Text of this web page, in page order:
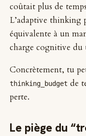
coûtait plus de
L’adaptive thinking
équivalente à un
charge cognitive du
Concrètement, tu
thinking_budget de
perte.
Le piège du